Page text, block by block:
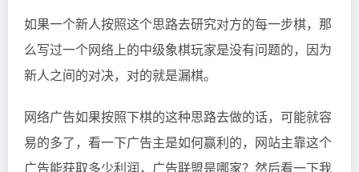
如果一个新人按照这个思路去研究对方的每一步棋，那
么写过一个网络上的中级象棋玩家是没有问题的，因为
新人之间的对决，对的就是漏棋。
网络广告如果按照下棋的这种思路去做的话，可能就容
易的多了，看一下广告主是如何赢利的，网站主靠这个
广告能获取多少利润，广告联盟是哪家？然后看一下我